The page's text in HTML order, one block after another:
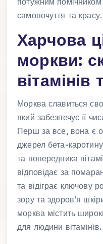
самопочуття та красу.
Харчова
моркви:
вітамінів
Морква славиться
який забезпечує її
Перш за все, вона є
джерел бета-
та попередника
відповідає за
та відіграє ключову
зору та здоров’я
морква містить
для людини вітамінів.